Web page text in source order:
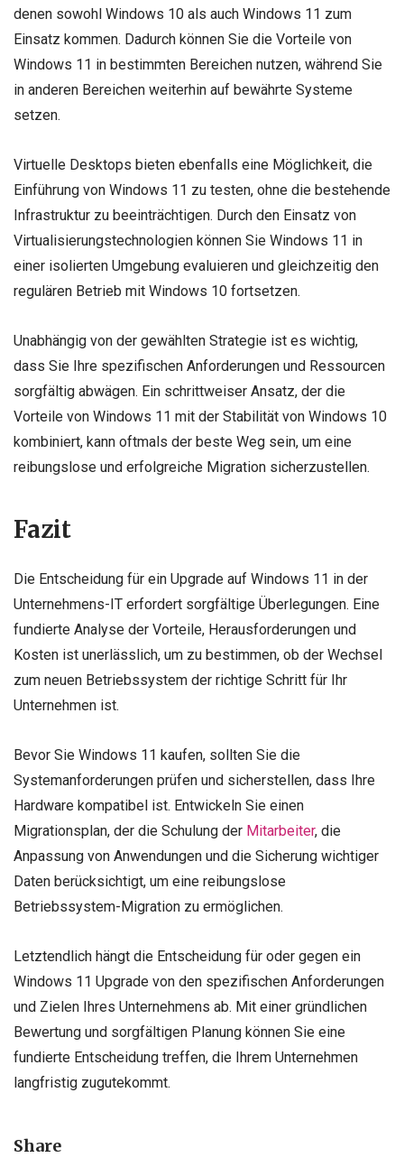
denen sowohl Windows 10 als auch Windows 11 zum
Einsatz kommen. Dadurch können Sie die Vorteile von
Windows 11 in bestimmten Bereichen nutzen, während Sie
in anderen Bereichen weiterhin auf bewährte Systeme
setzen.
Virtuelle Desktops bieten ebenfalls eine Möglichkeit, die
Einführung von Windows 11 zu testen, ohne die bestehende
Infrastruktur zu beeinträchtigen. Durch den Einsatz von
Virtualisierungstechnologien können Sie Windows 11 in
einer isolierten Umgebung evaluieren und gleichzeitig den
regulären Betrieb mit Windows 10 fortsetzen.
Unabhängig von der gewählten Strategie ist es wichtig,
dass Sie Ihre spezifischen Anforderungen und Ressourcen
sorgfältig abwägen. Ein schrittweiser Ansatz, der die
Vorteile von Windows 11 mit der Stabilität von Windows 10
kombiniert, kann oftmals der beste Weg sein, um eine
reibungslose und erfolgreiche Migration sicherzustellen.
Fazit
Die Entscheidung für ein Upgrade auf Windows 11 in der
Unternehmens-IT erfordert sorgfältige Überlegungen. Eine
fundierte Analyse der Vorteile, Herausforderungen und
Kosten ist unerlässlich, um zu bestimmen, ob der Wechsel
zum neuen Betriebssystem der richtige Schritt für Ihr
Unternehmen ist.
Bevor Sie Windows 11 kaufen, sollten Sie die
Systemanforderungen prüfen und sicherstellen, dass Ihre
Hardware kompatibel ist. Entwickeln Sie einen
Migrationsplan, der die Schulung der Mitarbeiter, die
Anpassung von Anwendungen und die Sicherung wichtiger
Daten berücksichtigt, um eine reibungslose
Betriebssystem-Migration zu ermöglichen.
Letztendlich hängt die Entscheidung für oder gegen ein
Windows 11 Upgrade von den spezifischen Anforderungen
und Zielen Ihres Unternehmens ab. Mit einer gründlichen
Bewertung und sorgfältigen Planung können Sie eine
fundierte Entscheidung treffen, die Ihrem Unternehmen
langfristig zugutekommt.
Share